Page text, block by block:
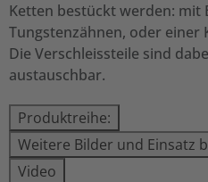
Ketten bestückt werden: mit
Tungstenzähnen, oder einer
Die Verschleissteile sind
austauschbar.
Produktreihe:
Weitere Bilder und Einsatz
Video